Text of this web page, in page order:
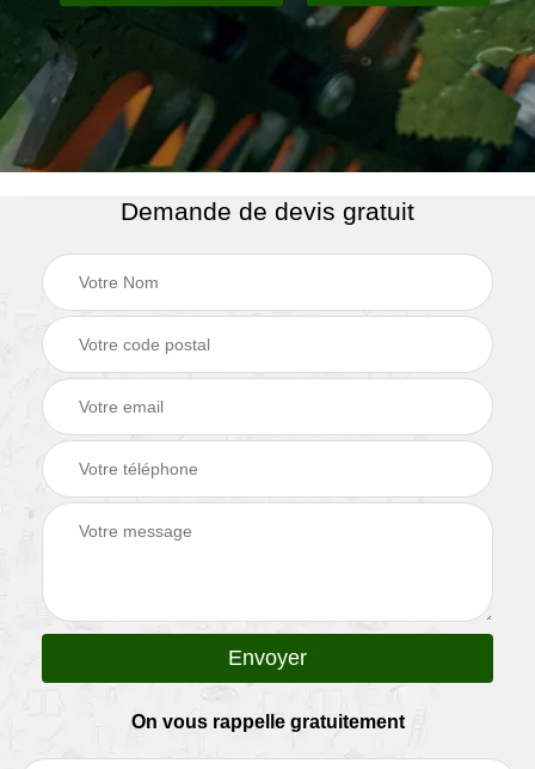
Demande de devis gratuit
On vous rappelle gratuitement